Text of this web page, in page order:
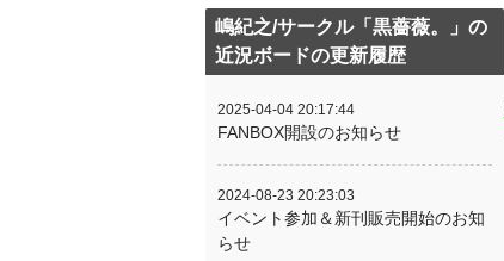
嶋紀之/サークル「黒薔薇。」の
近況ボードの更新履歴
2025-04-04 20:17:44
FANBOX開設のお知らせ
2024-08-23 20:23:03
イベント参加＆新刊販売開始のお知
らせ